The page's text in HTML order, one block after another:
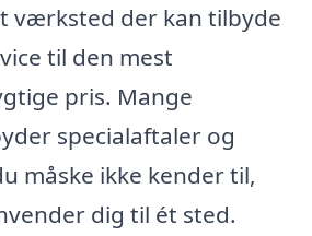
værksted der kan tilbyde
til den mest
pris. Mange
specialaftaler og
måske ikke kender til,
dig til ét sted.